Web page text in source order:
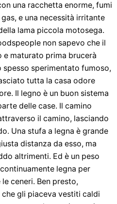
una racchetta enorme, fumi
e una necessità irritante
lama piccola motosega.
non sapevo che il
e maturato prima brucerà
sperimentato fumoso,
tutta la casa odore
Il legno è un buon sistema
delle case. Il camino
il camino, lasciando
Una stufa a legna è grande
distanza da esso, ma
altrimenti. Ed è un peso
legna per
ceneri. Ben presto,
gli piaceva vestiti caldi